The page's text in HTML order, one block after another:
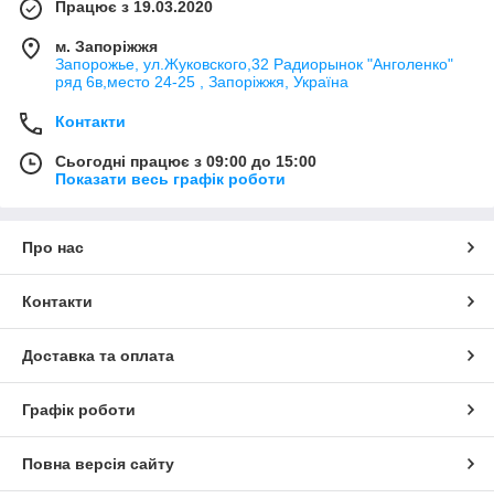
Працює з 19.03.2020
м. Запоріжжя
Запорожье, ул.Жуковского,32 Радиорынок "Анголенко"
ряд 6в,место 24-25 , Запоріжжя, Україна
Контакти
Сьогодні працює з 09:00 до 15:00
Показати весь графік роботи
Про нас
Контакти
Доставка та оплата
Графік роботи
Повна версія сайту